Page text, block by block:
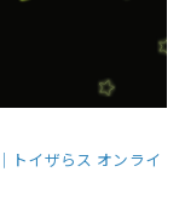
トイザらス オンライ